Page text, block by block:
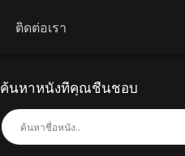
ติดต่อเรา
ค้นหาหนังที่คุณชื่นชอบ